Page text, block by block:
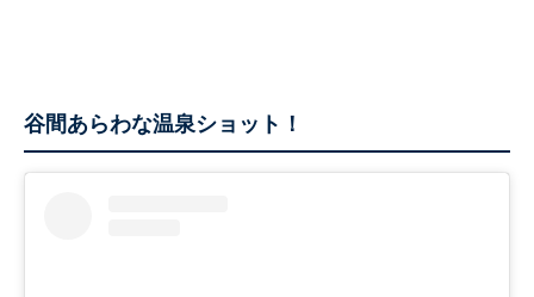
谷間あらわな温泉ショット！